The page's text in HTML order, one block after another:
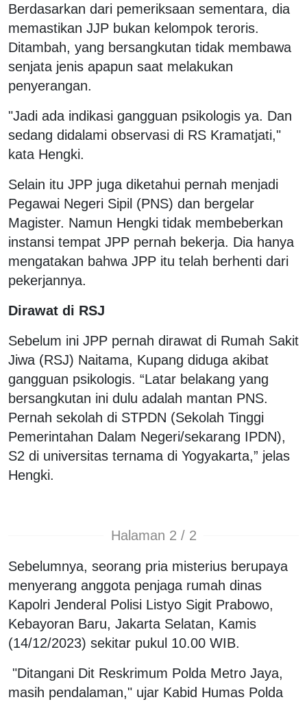
Berdasarkan dari pemeriksaan sementara, dia
memastikan JJP bukan kelompok teroris.
Ditambah, yang bersangkutan tidak membawa
senjata jenis apapun saat melakukan
penyerangan.
"Jadi ada indikasi gangguan psikologis ya. Dan
sedang didalami observasi di RS Kramatjati,"
kata Hengki.
Selain itu JPP juga diketahui pernah menjadi
Pegawai Negeri Sipil (PNS) dan bergelar
Magister. Namun Hengki tidak membeberkan
instansi tempat JPP pernah bekerja. Dia hanya
mengatakan bahwa JPP itu telah berhenti dari
pekerjannya.
Dirawat di RSJ
Sebelum ini JPP pernah dirawat di Rumah Sakit
Jiwa (RSJ) Naitama, Kupang diduga akibat
gangguan psikologis. “Latar belakang yang
bersangkutan ini dulu adalah mantan PNS.
Pernah sekolah di STPDN (Sekolah Tinggi
Pemerintahan Dalam Negeri/sekarang IPDN),
S2 di universitas ternama di Yogyakarta,” jelas
Hengki.
Halaman 2 / 2
Sebelumnya, seorang pria misterius berupaya
menyerang anggota penjaga rumah dinas
Kapolri Jenderal Polisi Listyo Sigit Prabowo,
Kebayoran Baru, Jakarta Selatan, Kamis
(14/12/2023) sekitar pukul 10.00 WIB.
"Ditangani Dit Reskrimum Polda Metro Jaya,
masih pendalaman," ujar Kabid Humas Polda